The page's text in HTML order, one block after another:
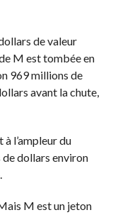
de valeur
M est tombée en
969 millions de
avant la chute,
l’ampleur du
dollars environ
M est un jeton